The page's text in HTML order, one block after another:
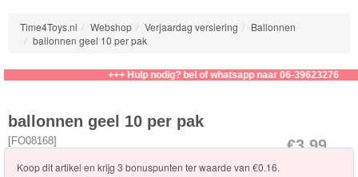
Baby
Born
Baby
Knuffels
Schleich
Time4Toys.nl Webshop Verjaardag versiering
Ballonnen
ballonnen geel 10 per pak
+++ Hulp nodig? bel of whatsapp naar 06-39623276
€3.99
ballonnen geel 10 per pak
[FO08168]
Koop dit artikel en krijg 3 bonuspunten ter waarde van €0.16.